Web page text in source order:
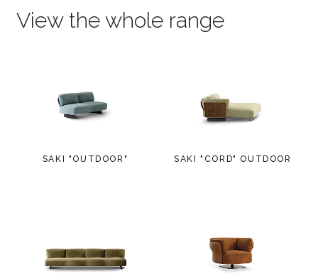
View the whole range
SAKI "OUTDOOR" SAKI "CORD" OUTDOOR